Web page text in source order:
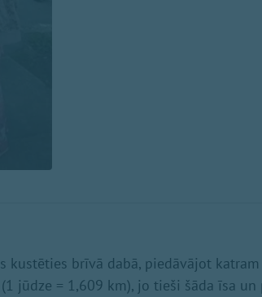
kustēties brīvā dabā, piedāvājot
jūdze = 1,609 km), jo tieši šāda īsa un